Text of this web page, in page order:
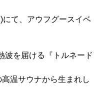
て、アウフグースイベ
を届ける『トルネード
ウナから生まれし